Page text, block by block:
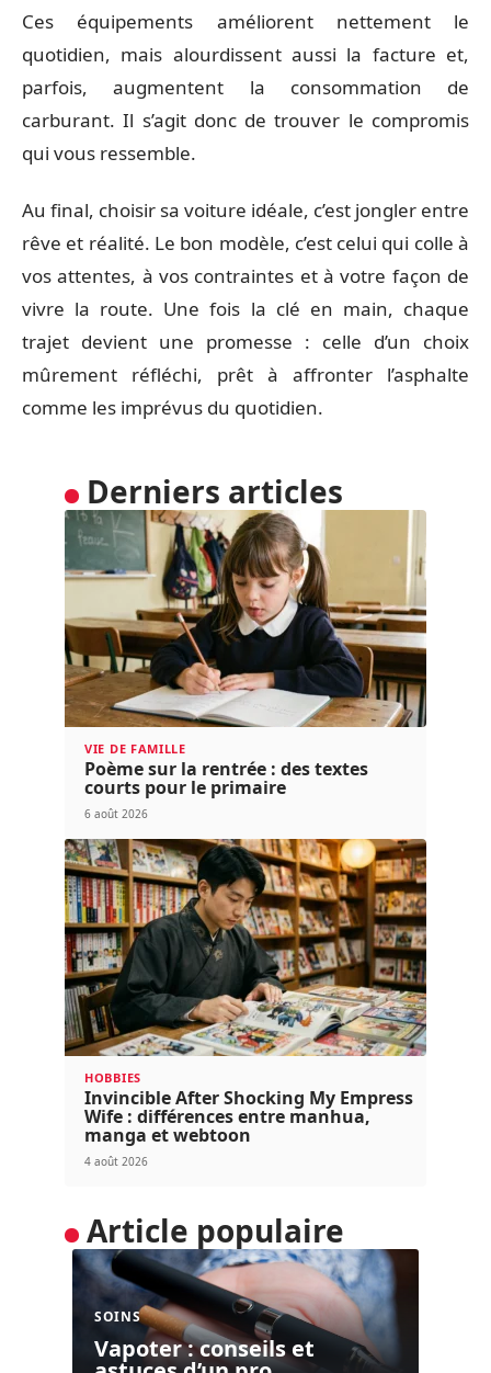
Ces équipements améliorent nettement le
quotidien, mais alourdissent aussi la facture et,
parfois, augmentent la consommation de
carburant. Il s’agit donc de trouver le compromis
qui vous ressemble.
Au final, choisir sa voiture idéale, c’est jongler entre
rêve et réalité. Le bon modèle, c’est celui qui colle à
vos attentes, à vos contraintes et à votre façon de
vivre la route. Une fois la clé en main, chaque
trajet devient une promesse : celle d’un choix
mûrement réfléchi, prêt à affronter l’asphalte
comme les imprévus du quotidien.
Derniers articles
VIE DE FAMILLE
Poème sur la rentrée : des textes
courts pour le primaire
6 août 2026
HOBBIES
Invincible After Shocking My Empress
Wife : différences entre manhua,
manga et webtoon
4 août 2026
Article populaire
SOINS
Vapoter : conseils et